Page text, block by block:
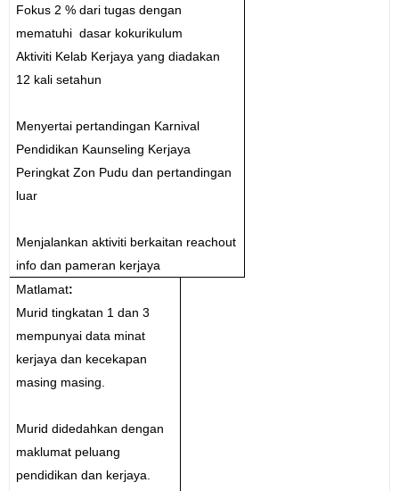
Fokus 2 % dari tugas dengan
mematuhi dasar kokurikulum
Aktiviti Kelab Kerjaya yang diadakan
12 kali setahun
Menyertai pertandingan Karnival
Pendidikan Kaunseling Kerjaya
Peringkat Zon Pudu dan pertandingan
luar
Menjalankan aktiviti berkaitan reachout
info dan pameran kerjaya
Matlamat:
Murid tingkatan 1 dan 3
mempunyai data minat
kerjaya dan kecekapan
masing masing.
Murid didedahkan dengan
maklumat peluang
pendidikan dan kerjaya.